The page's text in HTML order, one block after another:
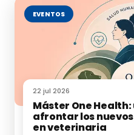
EVENTOS
22 jul 2026
Máster One
afrontar los
en veterinaria